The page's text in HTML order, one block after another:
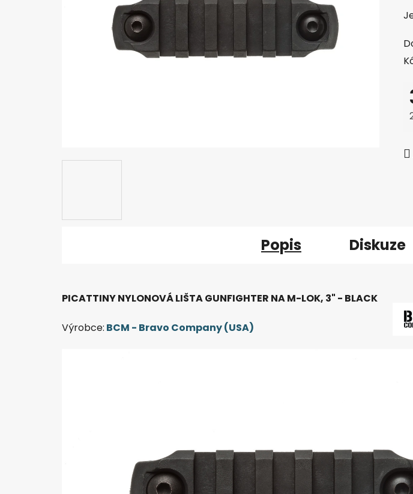
Popis Diskuze
PICATTINY NYLONOVÁ LIŠTA GUNFIGHTER NA M-LOK, 3" - BLACK
Výrobce: BCM - Bravo Company (USA)